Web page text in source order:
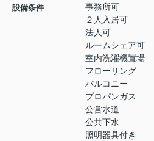
設備条件
事務所可
２人入居可
法人可
ルームシェア可
室内洗濯機置場
フローリング
バルコニー
プロパンガス
公営水道
公共下水
照明器具付き